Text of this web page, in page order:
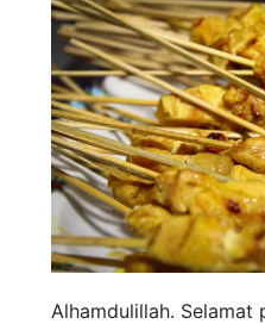
Alhamdulillah. Selamat